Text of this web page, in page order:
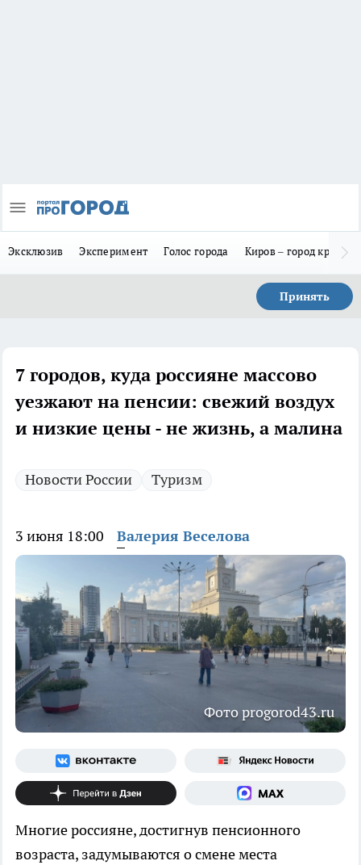
Эксклюзив Эксперимент Голос города Киров – город
Принять
7 городов, куда россияне массово
уезжают на пенсии: свежий воздух
и низкие цены - не жизнь, а малина
Новости России Туризм
3 июня 18:00 Валерия Веселова
Фото progorod43.ru
Многие россияне, достигнув пенсионного
возраста, задумываются о смене места